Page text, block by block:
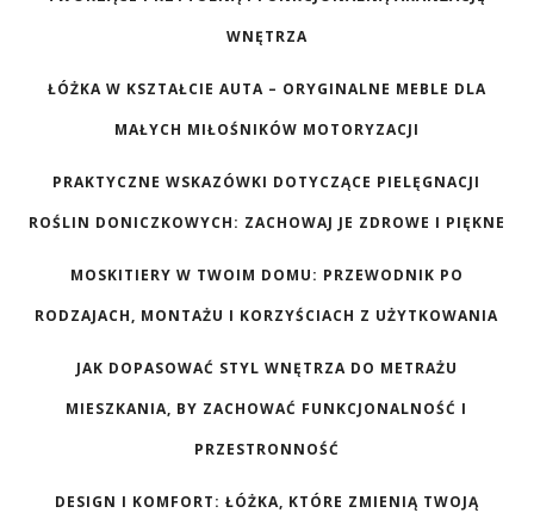
WNĘTRZA
ŁÓŻKA W KSZTAŁCIE AUTA – ORYGINALNE MEBLE DLA
MAŁYCH MIŁOŚNIKÓW MOTORYZACJI
PRAKTYCZNE WSKAZÓWKI DOTYCZĄCE PIELĘGNACJI
ROŚLIN DONICZKOWYCH: ZACHOWAJ JE ZDROWE I PIĘKNE
MOSKITIERY W TWOIM DOMU: PRZEWODNIK PO
RODZAJACH, MONTAŻU I KORZYŚCIACH Z UŻYTKOWANIA
JAK DOPASOWAĆ STYL WNĘTRZA DO METRAŻU
MIESZKANIA, BY ZACHOWAĆ FUNKCJONALNOŚĆ I
PRZESTRONNOŚĆ
DESIGN I KOMFORT: ŁÓŻKA, KTÓRE ZMIENIĄ TWOJĄ